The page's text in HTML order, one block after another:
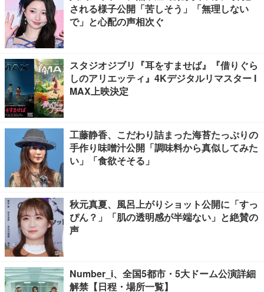
される様子公開「苦しそう」「無理しない
で」と心配の声相次ぐ
スタジオジブリ『耳をすませば』『借りぐら
しのアリエッティ』4Kデジタルリマスター I
MAX上映決定
工藤静香、こだわり詰まった海苔たっぷりの
手作り味噌汁公開「調味料から真似してみた
い」「食欲そそる」
秋元真夏、風呂上がりショット公開に「すっ
ぴん？」「肌の透明感が半端ない」と絶賛の
声
Number_i、全国5都市・5大ドーム公演詳細
解禁【日程・場所一覧】